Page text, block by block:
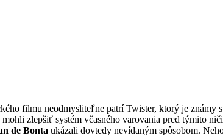
filmu neodmysliteľne patrí Twister, ktorý je
zlepšiť systém včasného varovania pred týmito
de Bonta ukázali dovtedy nevídaným spôsobom.